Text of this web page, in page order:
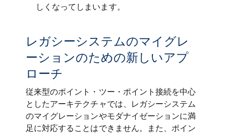
しくなってしまいます。
レガシーシステムのマイグレ
ーションのための新しいアプ
ローチ
従来型のポイント・ツー・ポイント接続を中心
としたアーキテクチャでは、レガシーシステム
のマイグレーションやモダナイゼーションに満
足に対応することはできません。また、ポイン